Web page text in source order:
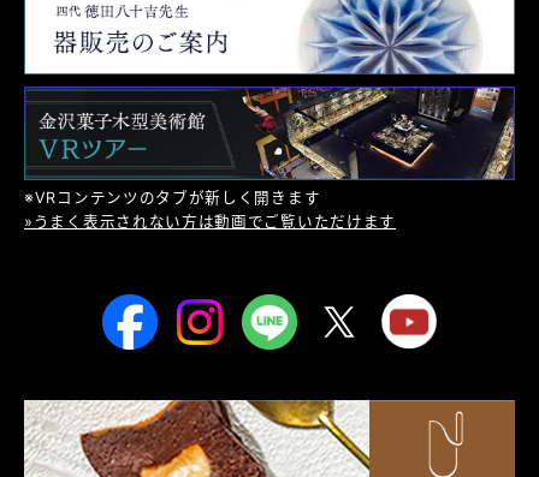
※VRコンテンツのタブが新しく開きます
»うまく表示されない方は動画でご覧いただけます